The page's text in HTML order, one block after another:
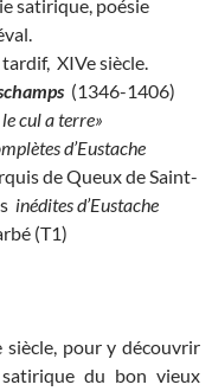
satirique, poésie
XIVe siècle.
(1346-1406)
cul a terre»
d’Eustache
de Queux de Saint-
inédites d’Eustache
(T1)
siècle, pour y découvrir
du bon vieux